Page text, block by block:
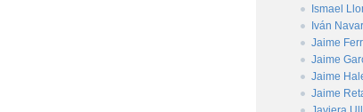
Ismael
Iván
Jaime
Jaime
Jaime
Jaime